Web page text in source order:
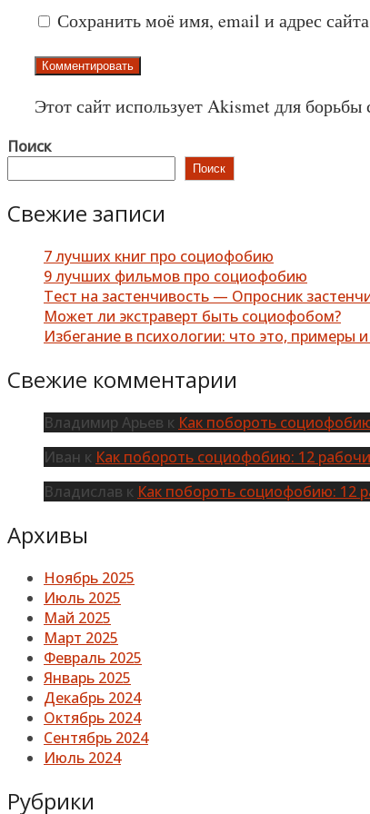
Сохранить моё имя, email и адрес
Этот сайт использует Akismet для
Поиск
Поиск
Свежие записи
7 лучших книг про социофобию
9 лучших фильмов про социофобию
Тест на застенчивость — Опросник
Может ли экстраверт быть социофобом?
Избегание в психологии: что это, примеры и
Свежие комментарии
Владимир Арьев к Как побороть
Иван к Как побороть социофобию: 12
Владислав к Как побороть социофобию: 12
Архивы
Ноябрь 2025
Июль 2025
Май 2025
Март 2025
Февраль 2025
Январь 2025
Декабрь 2024
Октябрь 2024
Сентябрь 2024
Июль 2024
Рубрики